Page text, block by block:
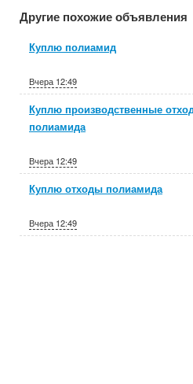
Другие похожие объявления
Куплю полиамид
Вчера 12:49
Куплю производственные
полиамида
Вчера 12:49
Куплю отходы полиамида
Вчера 12:49